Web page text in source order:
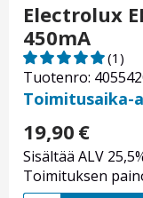
Electrolux
450mA
Tuotenro:
(1)
Toimitusaika-
19,90 €
Sisältää ALV
Toimituksen